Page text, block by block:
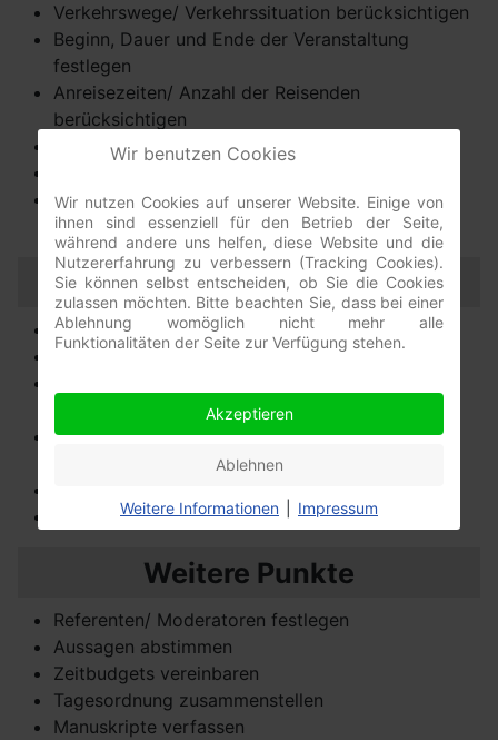
Verkehrswege/ Verkehrssituation berücksichtigen
Beginn, Dauer und Ende der Veranstaltung
festlegen
Anreisezeiten/ Anzahl der Reisenden
berücksichtigen
Veranstaltungsräume buchen
Bewirtung (Essenszeiten, Pausen) organisieren
Arbeitsmittel
Laptop/ Beamer organisieren
Flipchart/ Pinnwand bereitstellen
Funktionstüchtigkeit Referenten-PC prüfen (ggf.
Software installieren)
Telefon-/ Videokonferenz vorbereiten
Weitere Punkte
Referenten/ Moderatoren festlegen
Aussagen abstimmen
Zeitbudgets vereinbaren
Tagesordnung zusammenstellen
Manuskripte verfassen
Wir benutzen Cookies
Wir nutzen Cookies auf unserer Website. Einige von
ihnen sind essenziell für den Betrieb der Seite,
während andere uns helfen, diese Website und die
Nutzererfahrung zu verbessern (Tracking Cookies).
Sie können selbst entscheiden, ob Sie die Cookies
zulassen möchten. Bitte beachten Sie, dass bei einer
Ablehnung womöglich nicht mehr alle
Funktionalitäten der Seite zur Verfügung stehen.
Akzeptieren
Ablehnen
Weitere Informationen Impressum